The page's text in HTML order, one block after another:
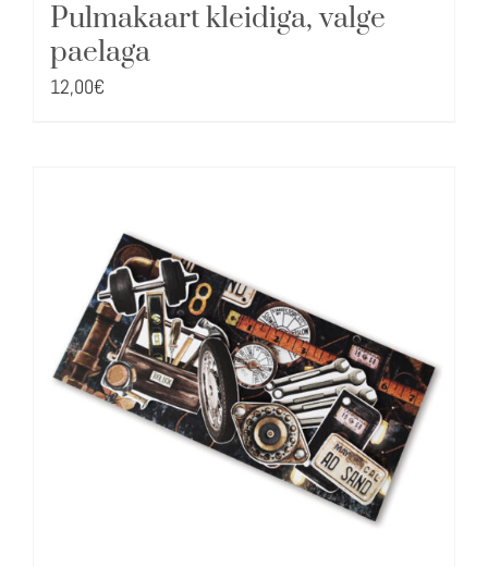
Pulmakaart kleidiga, valge
paelaga
12,00€